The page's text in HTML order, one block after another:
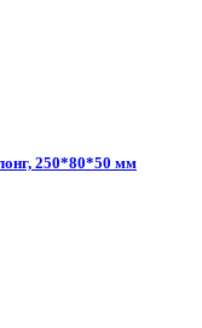
250*80*50 мм